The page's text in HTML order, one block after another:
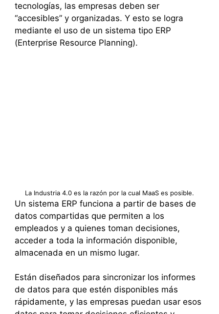
tecnologías, las empresas deben ser
“accesibles” y organizadas. Y esto se logra
mediante el uso de un sistema tipo ERP
(Enterprise Resource Planning).
La Industria 4.0 es la razón por la cual MaaS es posible.
Un sistema ERP funciona a partir de bases de
datos compartidas que permiten a los
empleados y a quienes toman decisiones,
acceder a toda la información disponible,
almacenada en un mismo lugar.
Están diseñados para sincronizar los informes
de datos para que estén disponibles más
rápidamente, y las empresas puedan usar esos